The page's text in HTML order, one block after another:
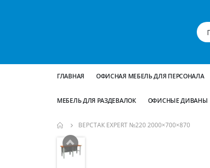
ГЛАВНАЯ ОФИСНАЯ МЕБЕЛЬ ДЛЯ ПЕРСОНАЛА
МЕБЕЛЬ ДЛЯ РАЗДЕВАЛОК ОФИСНЫЕ ДИВАНЫ
ВЕРСТАК EXPERT №220 2000×700×870
Пропустить
и
перейти